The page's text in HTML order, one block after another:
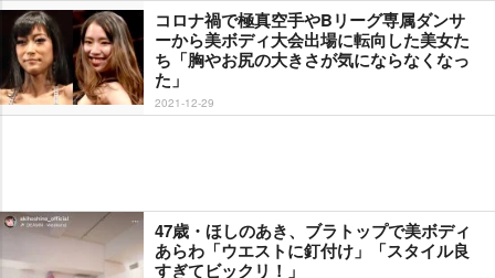
コロナ禍で極真空手やBリーグ専属ダンサ
ーから美ボディ大会出場に転向した美女た
ち「胸やお尻の大きさが気にならなくなっ
た」
2021-12-29
47歳・ほしのあき、ブラトップで美ボディ
あらわ「ウエストに釘付け」「スタイル良
すぎてビックリ！」